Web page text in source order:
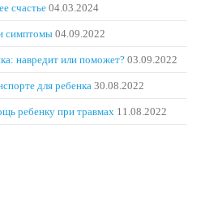
счастье 04.03.2024
симптомы 04.09.2022
навредит или поможет? 03.09.2022
для ребенка 30.08.2022
ребенку при травмах 11.08.2022